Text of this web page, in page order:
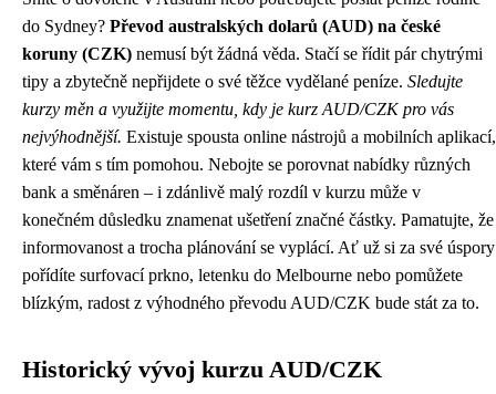
do Sydney? Převod australských dolarů (AUD) na české
koruny (CZK) nemusí být žádná věda. Stačí se řídit pár chytrými
tipy a zbytečně nepřijdete o své těžce vydělané peníze. Sledujte
kurzy měn a využijte momentu, kdy je kurz AUD/CZK pro vás
nejvýhodnější. Existuje spousta online nástrojů a mobilních aplikací,
které vám s tím pomohou. Nebojte se porovnat nabídky různých
bank a směnáren – i zdánlivě malý rozdíl v kurzu může v
konečném důsledku znamenat ušetření značné částky. Pamatujte, že
informovanost a trocha plánování se vyplácí. Ať už si za své úspory
pořídíte surfovací prkno, letenku do Melbourne nebo pomůžete
blízkým, radost z výhodného převodu AUD/CZK bude stát za to.
Historický vývoj kurzu AUD/CZK